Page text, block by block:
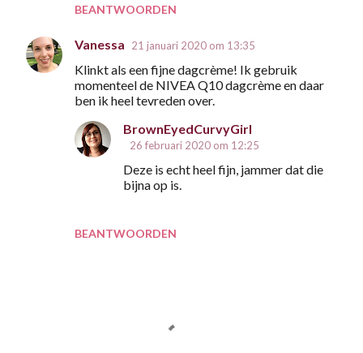
BEANTWOORDEN
Vanessa 21 januari 2020 om 13:35
Klinkt als een fijne dagcrème! Ik gebruik
momenteel de NIVEA Q10 dagcrème en daar
ben ik heel tevreden over.
BEANTWOORDEN
BrownEyedCurvyGirl
26 februari 2020 om 12:25
Deze is echt heel fijn, jammer dat die
bijna op is.